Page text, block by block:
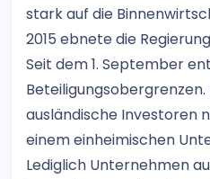
stark auf die
2015 ebnete die
Seit dem 1. September
ausländische Investoren
einem einheimischen
Lediglich Unternehmen